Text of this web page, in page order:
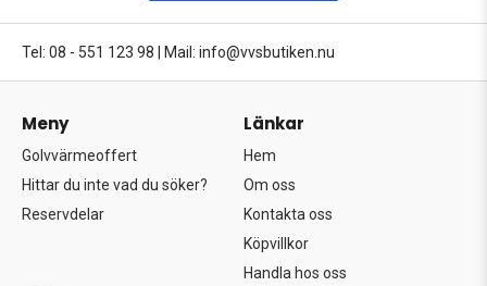
Tel: 08 - 551 123 98 | Mail: info@vvsbutiken.nu
Meny
Golvvärmeoffert
Hittar du inte vad du söker?
Reservdelar
Länkar
Hem
Om oss
Kontakta oss
Köpvillkor
Handla hos oss